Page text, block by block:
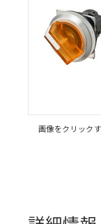
画像をクリック